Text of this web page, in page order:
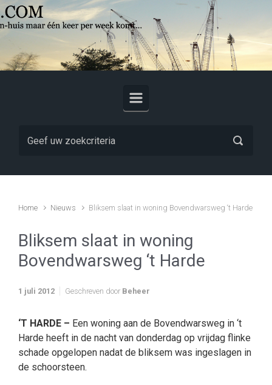
Skip to main content
Home Nieuws Bliksem slaat in woning Bovendwarsweg ‘t Harde
Bliksem slaat in woning
Bovendwarsweg ‘t Harde
1 juli 2012 Geschreven door Beheer
‘T HARDE – Een woning aan de Bovendwarsweg in ‘t
Harde heeft in de nacht van donderdag op vrijdag flinke
schade opgelopen nadat de bliksem was ingeslagen in
de schoorsteen.